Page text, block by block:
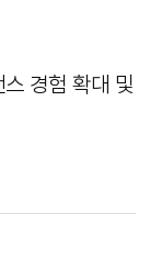
경험 확대 및